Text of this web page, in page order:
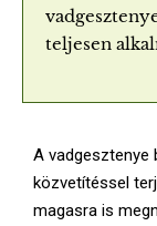
teljesen
A vadgesztenye
közvetítéssel
magasra is